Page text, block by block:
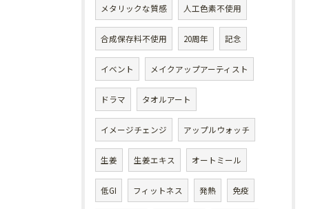
メタリックな質感 人工色素不使用
合成保存料不使用 20周年 記念
イベント メイクアップアーティスト
ドラマ タオルアート
イメージチェンジ アップルウォッチ
生姜 生姜エキス オートミール
低GI フィットネス 発熱 免疫